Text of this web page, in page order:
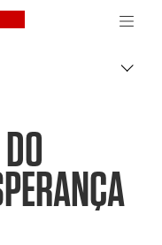
Canon Logo, back